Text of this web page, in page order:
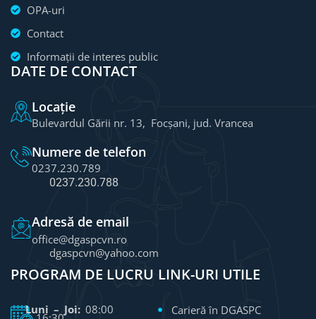
OPA-uri
Contact
Informații de interes public
DATE DE CONTACT
Locație
Bulevardul Gării nr. 13, Focșani, jud. Vrancea
Numere de telefon
0237.230.789
0237.230.788
Adresă de email
office@dgaspcvn.ro
dgaspcvn@yahoo.com
PROGRAM DE LUCRU
Luni – Joi: 08:00
LINK-URI UTILE
Carieră în DGASPC